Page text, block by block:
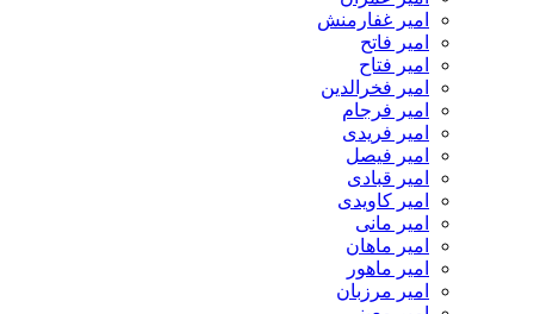
امیر غفارمنش
امیر فاتح
امیر فتاح
امیر فخرالدین
امیر فرجام
امیر فریدی
امیر فیصل
امیر قبادی
امیر کاویدی
امیر مانی
امیر ماهان
امیر ماهور
امیر مرزبان